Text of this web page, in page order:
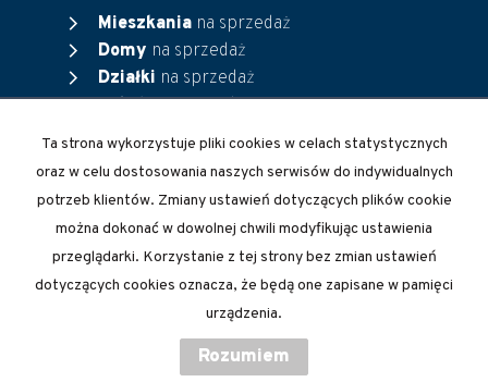
chevron_right Mieszkania na sprzedaż
chevron_right Domy na sprzedaż
chevron_right Działki na sprzedaż
chevron_right Lokalena sprzedaż
chevron_right Hale na sprzedaż
chevron_right
Kup
Sprzedaj
Piotrowski - Biuro Nieruchomości Sieradz
Galactica Virgo
Ta strona wykorzystuje pliki cookies w celach statystycznych
oraz w celu dostosowania naszych serwisów do indywidualnych
potrzeb klientów. Zmiany ustawień dotyczących plików cookie
można dokonać w dowolnej chwili modyfikując ustawienia
przeglądarki. Korzystanie z tej strony bez zmian ustawień
dotyczących cookies oznacza, że będą one zapisane w pamięci
urządzenia.
Rozumiem